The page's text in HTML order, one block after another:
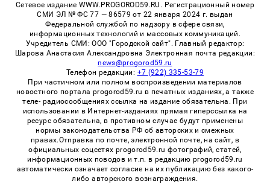
Сетевое издание WWW.PROGOROD59.RU. Регистрационный номер
СМИ ЭЛ № ФС 77 — 86579 от 22 января 2024 г. выдан
Федеральной службой по надзору в сфере связи,
информационных технологий и массовых коммуникаций.
Учредитель СМИ: ООО "Городской сайт". Главный редактор:
Шарова Анастасия Александровна Электронная почта редакции:
news@progorod59.ru
Телефон редакции: +7 (922) 335-53-79
При частичном или полном воспроизведении материалов
новостного портала progorod59.ru в печатных изданиях, а также
теле- радиосообщениях ссылка на издание обязательна. При
использовании в Интернет-изданиях прямая гиперссылка на
ресурс обязательна, в противном случае будут применены
нормы законодательства РФ об авторских и смежных
правах.Отправка по почте, электронной почте, на сайт, в
официальных соцсетях progorod59.ru фотографий, статей,
информационных поводов и т.п. в редакцию progorod59.ru
автоматически означает согласие на их публикацию без какого-
либо авторского вознаграждения.